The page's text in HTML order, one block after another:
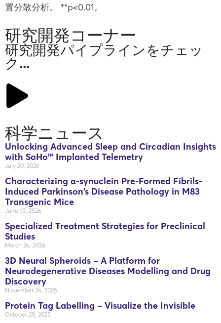
置分散分析。 **p<0.01。
研究開発コーナー
研究開発パイプラインをチェッ
ク...
科学ニュース
Unlocking Advanced Sleep and Circadian Insights
with SoHo™ Implanted Telemetry
July 20, 2026
Characterizing α-synuclein Pre-Formed Fibrils-
Induced Parkinson’s Disease Pathology in M83
Transgenic Mice
June 15, 2026
Specialized Treatment Strategies for Preclinical
Studies
March 26, 2026
3D Neural Spheroids – A Platform for
Neurodegenerative Diseases Modelling and Drug
Discovery
November 26, 2025
Protein Tag Labelling – Visualize the Invisible
October 29, 2025